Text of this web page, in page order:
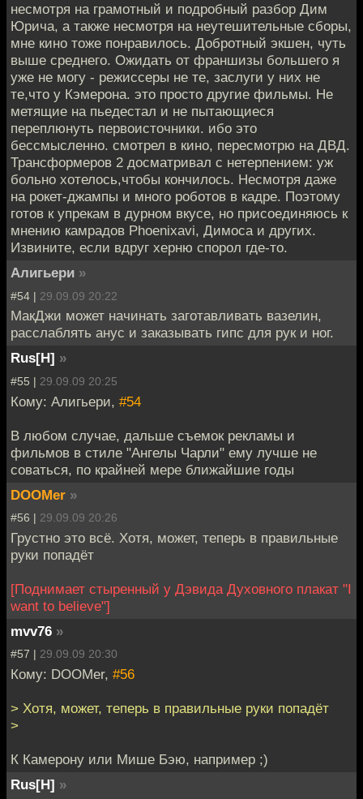
несмотря на грамотный и подробный разбор Дим
Юрича, а также несмотря на неутешительные сборы,
мне кино тоже понравилось. Добротный экшен, чуть
выше среднего. Ожидать от франшизы большего я
уже не могу - режиссеры не те, заслуги у них не
те,что у Кэмерона. это просто другие фильмы. Не
метящие на пьедестал и не пытающиеся
переплюнуть первоисточники. ибо это
бессмысленно. смотрел в кино, пересмотрю на ДВД.
Трансформеров 2 досматривал с нетерпением: уж
больно хотелось,чтобы кончилось. Несмотря даже
на рокет-джампы и много роботов в кадре. Поэтому
готов к упрекам в дурном вкусе, но присоединяюсь к
мнению камрадов Phoenixavi, Димоса и других.
Извините, если вдруг херню спорол где-то.
Алигьери »
#54 | 29.09.09 20:22
МакДжи может начинать заготавливать вазелин,
расслаблять анус и заказывать гипс для рук и ног.
Rus[H] »
#55 | 29.09.09 20:25
Кому: Алигьери, #54
В любом случае, дальше съемок рекламы и
фильмов в стиле "Ангелы Чарли" ему лучше не
соваться, по крайней мере ближайшие годы
DOOMer »
#56 | 29.09.09 20:26
Грустно это всё. Хотя, может, теперь в правильные
руки попадёт
[Поднимает стыренный у Дэвида Духовного плакат "I
want to believe"]
mvv76 »
#57 | 29.09.09 20:30
Кому: DOOMer, #56
> Хотя, может, теперь в правильные руки попадёт
>
К Камерону или Мише Бэю, например ;)
Rus[H] »